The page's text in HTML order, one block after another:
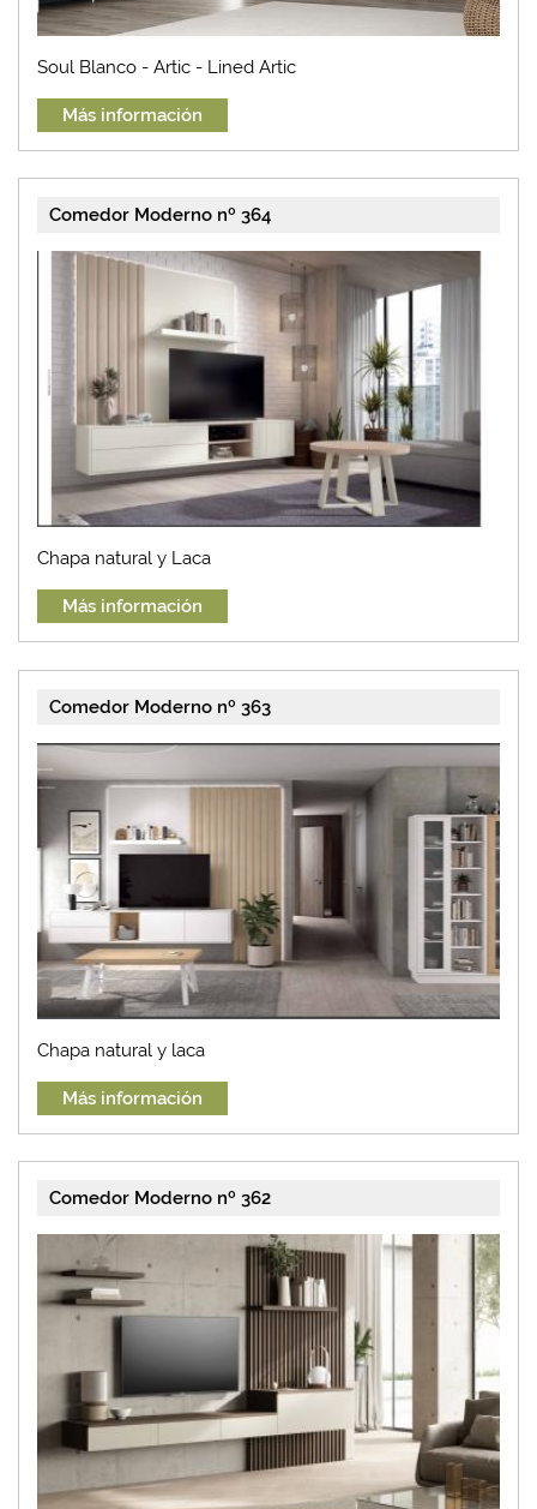
Soul Blanco - Artic - Lined Artic
Más información
Comedor Moderno nº 364
Chapa natural y Laca
Más información
Comedor Moderno nº 363
Chapa natural y laca
Más información
Comedor Moderno nº 362